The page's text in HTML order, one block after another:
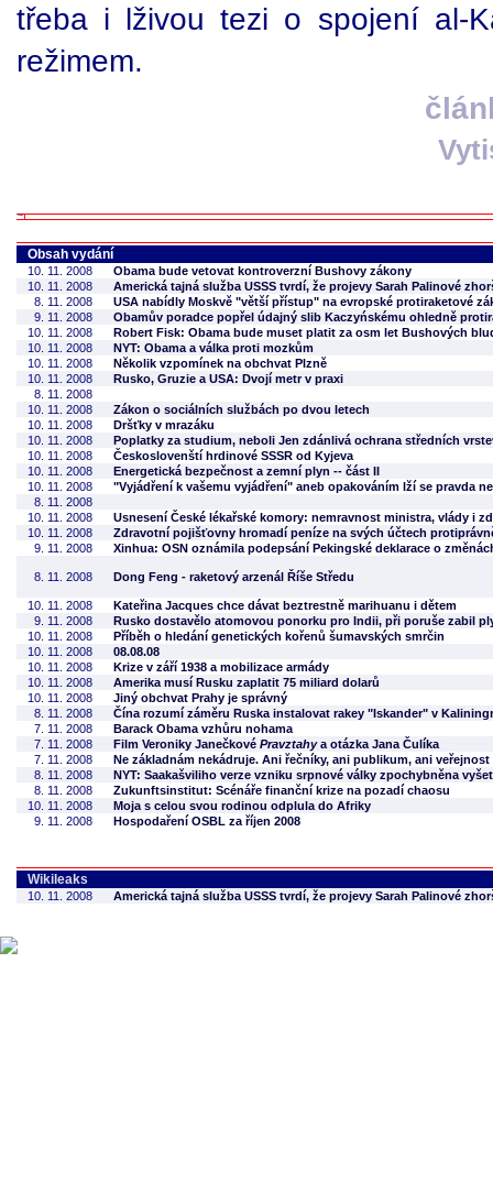
třeba i lživou tezi o spojení al-
režimem.
Obsah vydání
10. 11. 2008
Obama bude vetovat kontroverzní Bushovy zákony
10. 11. 2008
Americká tajná služba USSS tvrdí, že projevy Sarah Palinové
8. 11. 2008
USA nabídly Moskvě "větší přístup" na evropské protiraketové
9. 11. 2008
Obamův poradce popřel údajný slib Kaczyńskému ohledně
10. 11. 2008
Robert Fisk: Obama bude muset platit za osm let Bushových
10. 11. 2008
NYT: Obama a válka proti mozkům
10. 11. 2008
Několik vzpomínek na obchvat Plzně
10. 11. 2008
Rusko, Gruzie a USA: Dvojí metr v praxi
8. 11. 2008
10. 11. 2008
Zákon o sociálních službách po dvou letech
10. 11. 2008
Dršťky v mrazáku
10. 11. 2008
Poplatky za studium, neboli Jen zdánlivá ochrana středních
10. 11. 2008
Českoslovenští hrdinové SSSR od Kyjeva
10. 11. 2008
Energetická bezpečnost a zemní plyn -- část II
10. 11. 2008
"Vyjádření k vašemu vyjádření" aneb opakováním lží se pravda
8. 11. 2008
10. 11. 2008
Usnesení České lékařské komory: nemravnost ministra, vlády i
10. 11. 2008
Zdravotní pojišťovny hromadí peníze na svých účtech
9. 11. 2008
Xinhua: OSN oznámila podepsání Pekingské deklarace o
8. 11. 2008 Dong Feng - raketový arzenál Říše Středu
10. 11. 2008
Kateřina Jacques chce dávat beztrestně marihuanu i dětem
9. 11. 2008
Rusko dostavělo atomovou ponorku pro Indii, při poruše zabil
10. 11. 2008
Příběh o hledání genetických kořenů šumavských smrčin
10. 11. 2008
08.08.08
10. 11. 2008
Krize v září 1938 a mobilizace armády
10. 11. 2008
Amerika musí Rusku zaplatit 75 miliard dolarů
10. 11. 2008
Jiný obchvat Prahy je správný
8. 11. 2008
Čína rozumí záměru Ruska instalovat rakey "Iskander" v
7. 11. 2008
Barack Obama vzhůru nohama
7. 11. 2008
Film Veroniky Janečkové Pravztahya otázka Jana Čulíka
7. 11. 2008
Ne základnám nekádruje. Ani řečníky, ani publikum, ani veřejnost
8. 11. 2008
NYT: Saakašviliho verze vzniku srpnové války zpochybněna
8. 11. 2008
Zukunftsinstitut: Scénáře finanční krize na pozadí chaosu
10. 11. 2008
Moja s celou svou rodinou odplula do Afriky
9. 11. 2008
Hospodaření OSBL za říjen 2008
Wikileaks
10. 11. 2008 Americká tajná služba USSS tvrdí, že projevy Sarah Palinové